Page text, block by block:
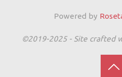
Powered by
©2019-2025 - Site crafted